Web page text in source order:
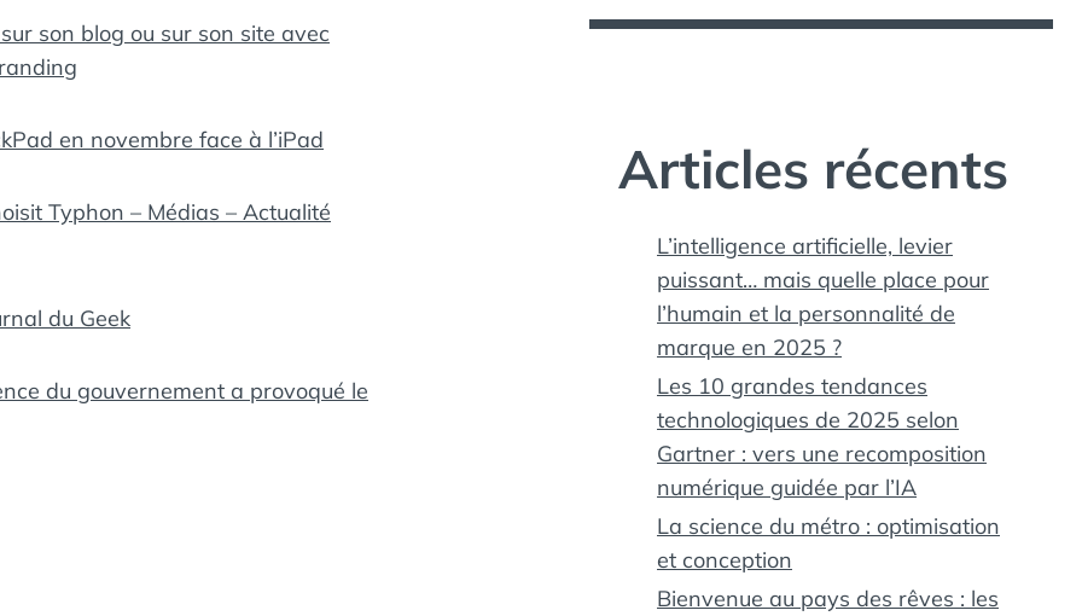
son blog ou sur son site avec
en novembre face à l’iPad
Typhon – Médias – Actualité
du Geek
du gouvernement a provoqué le
Articles récents
L’intelligence artificielle, levier
puissant… mais quelle place pour
l’humain et la personnalité de
marque en 2025 ?
Les 10 grandes tendances
technologiques de 2025 selon
Gartner : vers une recomposition
numérique guidée par l’IA
La science du métro : optimisation
et conception
Bienvenue au pays des rêves : les